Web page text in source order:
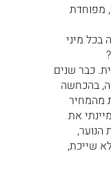
מפוחדת
מיני
כבר שנים
בהכחשה
מהמחיר
את
שייכת,